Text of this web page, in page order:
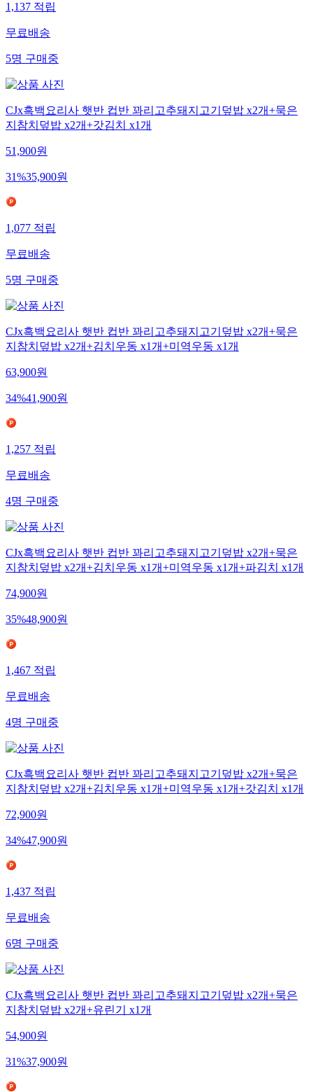
1,137 적립
무료배송
5명 구매중
CJx흑백요리사 햇반 컵반 꽈리고추돼지고기덮밥 x2개+묵은
지참치덮밥 x2개+갓김치 x1개
51,900원
31%35,900원
1,077 적립
무료배송
5명 구매중
CJx흑백요리사 햇반 컵반 꽈리고추돼지고기덮밥 x2개+묵은
지참치덮밥 x2개+김치우동 x1개+미역우동 x1개
63,900원
34%41,900원
1,257 적립
무료배송
4명 구매중
CJx흑백요리사 햇반 컵반 꽈리고추돼지고기덮밥 x2개+묵은
지참치덮밥 x2개+김치우동 x1개+미역우동 x1개+파김치 x1개
74,900원
35%48,900원
1,467 적립
무료배송
4명 구매중
CJx흑백요리사 햇반 컵반 꽈리고추돼지고기덮밥 x2개+묵은
지참치덮밥 x2개+김치우동 x1개+미역우동 x1개+갓김치 x1개
72,900원
34%47,900원
1,437 적립
무료배송
6명 구매중
CJx흑백요리사 햇반 컵반 꽈리고추돼지고기덮밥 x2개+묵은
지참치덮밥 x2개+유린기 x1개
54,900원
31%37,900원